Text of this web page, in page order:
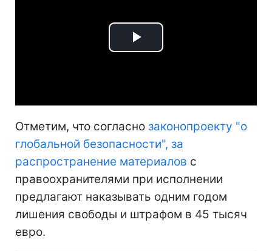
Play
Отметим, что согласно законопроекту "о
глобальной безопасности", за
распространение материалов с
правоохранителями при исполнении
предлагают наказывать одним годом
лишения свободы и штрафом в 45 тысяч
евро.